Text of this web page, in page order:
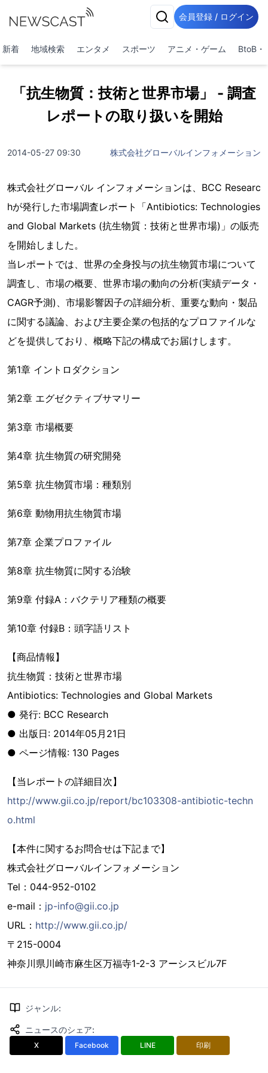
会員登録 / ログイン
新着 地域検索 エンタメ スポーツ アニメ・ゲーム BtoB・
「抗生物質：技術と世界市場」 - 調査
レポートの取り扱いを開始
2014-05-27 09:30 株式会社グローバルインフォメーション
株式会社グローバル インフォメーションは、BCC Researc
hが発行した市場調査レポート「Antibiotics: Technologies
and Global Markets (抗生物質：技術と世界市場)」の販売
を開始しました。
当レポートでは、世界の全身投与の抗生物質市場について
調査し、市場の概要、世界市場の動向の分析(実績データ・
CAGR予測)、市場影響因子の詳細分析、重要な動向・製品
に関する議論、および主要企業の包括的なプロファイルな
どを提供しており、概略下記の構成でお届けします。
第1章 イントロダクション
第2章 エグゼクティブサマリー
第3章 市場概要
第4章 抗生物質の研究開発
第5章 抗生物質市場：種類別
第6章 動物用抗生物質市場
第7章 企業プロファイル
第8章 抗生物質に関する治験
第9章 付録A：バクテリア種類の概要
第10章 付録B：頭字語リスト
【商品情報】
抗生物質：技術と世界市場
Antibiotics: Technologies and Global Markets
● 発行: BCC Research
● 出版日: 2014年05月21日
● ページ情報: 130 Pages
【当レポートの詳細目次】
http://www.gii.co.jp/report/bc103308-antibiotic-techn
o.html
【本件に関するお問合せは下記まで】
株式会社グローバルインフォメーション
Tel：044-952-0102
e-mail： jp-info@gii.co.jp
URL： http://www.gii.co.jp/
〒215-0004
神奈川県川崎市麻生区万福寺1-2-3 アーシスビル7F
ジャンル:
ニュースのシェア:
X Facebook LINE 印刷